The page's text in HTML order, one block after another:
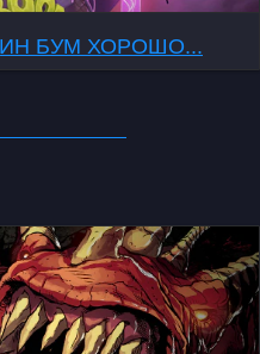
БУМ ХОРОШО...